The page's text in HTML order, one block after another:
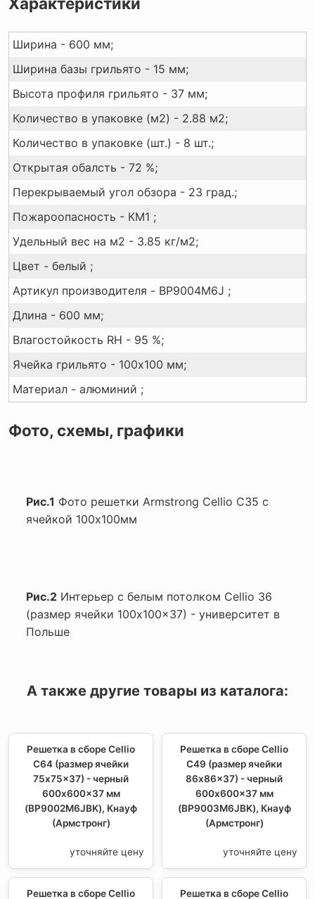
Ширина - 600 мм;
Ширина базы грильято - 15 мм;
Высота профиля грильято - 37 мм;
Количество в упаковке (м2) - 2.88 м2;
Количество в упаковке (шт.) - 8 шт.;
Открытая обалсть - 72 %;
Перекрываемый угол обзора - 23 град.;
Пожароопасность - КМ1 ;
Удельный вес на м2 - 3.85 кг/м2;
Цвет - белый ;
Артикул производителя - BP9004M6J ;
Длина - 600 мм;
Влагостойкость RH - 95 %;
Ячейка грильято - 100x100 мм;
Материал - алюминий ;
Фото, схемы, графики
Рис.1 Фото решетки Armstrong Cellio C35 с
ячейкой 100х100мм
Рис.2 Интерьер с белым потолком Cellio 36
(размер ячейки 100x100x37) - университет в
Польше
А также другие товары из каталога:
Решетка в сборе Cellio
C64 (размер ячейки
75x75x37) - черный
600x600x37 мм
(BP9002M6JBK), Кнауф
(Армстронг)
уточняйте цену
Решетка в сборе Cellio
C49 (размер ячейки
86x86x37) - черный
600x600x37 мм
(BP9003M6JBK), Кнауф
(Армстронг)
уточняйте цену
Решетка в сборе Cellio Решетка в сборе Cellio